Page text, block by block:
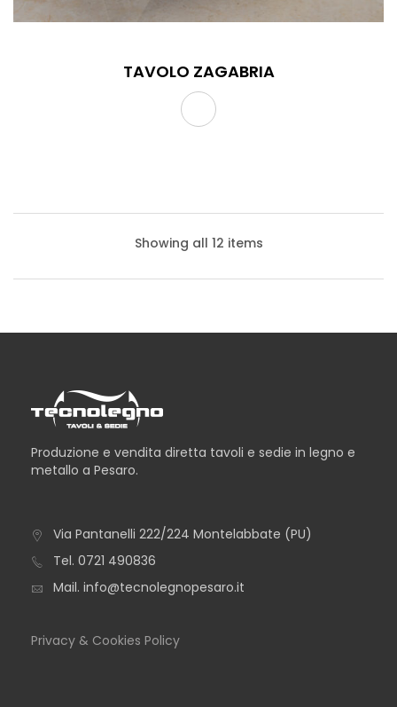
TAVOLO ZAGABRIA
TAVOLO ICEBERG
Showing all 12 items
Produzione e vendita diretta tavoli e sedie in legno e
metallo a Pesaro.
Via Pantanelli 222/224 Montelabbate (PU)
Tel. 0721 490836
Mail. info@tecnolegnopesaro.it
Privacy & Cookies Policy